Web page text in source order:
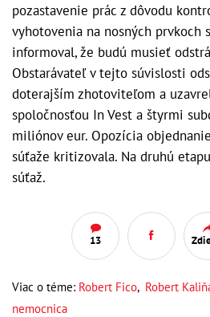
pozastavenie prác z dôvodu
vyhotovenia na nosných prvkoch
informoval, že budú musieť
Obstarávateľ v tejto súvislosti
doterajším zhotoviteľom a
spoločnosťou In Vest a štyrmi
miliónov eur. Opozícia
súťaže kritizovala. Na druhú
súťaž.
13
Viac o téme: Robert Fico, Robert
nemocnica